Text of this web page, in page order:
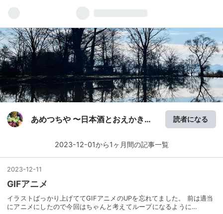
あめつちや 〜日本酒とおえかきブ
読者になる
2023-12-01から1ヶ月間の記事一覧
2023-12-11
GIFアニメ
イラストばっかり上げててGIFアニメのUPを忘れてました。 前は適当
にアニメにしたので今回はちゃんと考えてループになるように…